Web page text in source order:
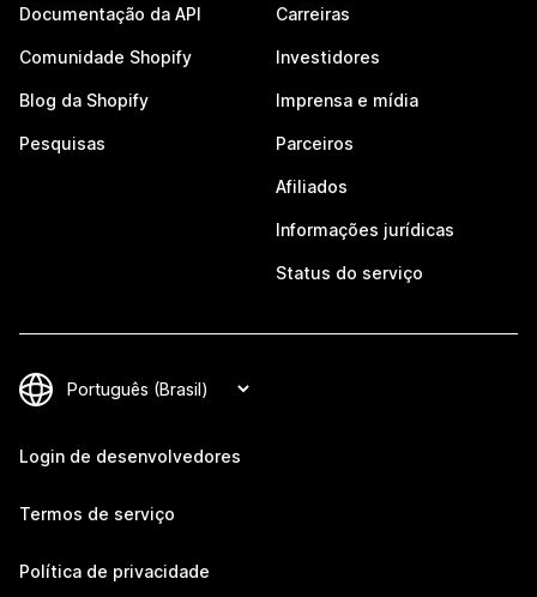
Documentação da API
Comunidade Shopify
Blog da Shopify
Pesquisas
Carreiras
Investidores
Imprensa e mídia
Parceiros
Afiliados
Informações jurídicas
Status do serviço
Login de desenvolvedores
Termos de serviço
Política de privacidade